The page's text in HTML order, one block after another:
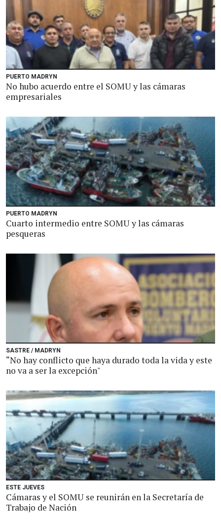
PUERTO MADRYN
No hubo acuerdo entre el SOMU y las cámaras
empresariales
PUERTO MADRYN
Cuarto intermedio entre SOMU y las cámaras
pesqueras
SASTRE / MADRYN
“No hay conflicto que haya durado toda la vida y este
no va a ser la excepción"
ESTE JUEVES
Cámaras y el SOMU se reunirán en la Secretaría de
Trabajo de Nación